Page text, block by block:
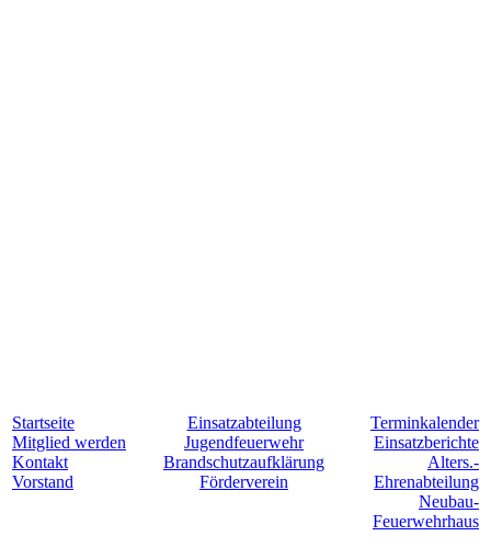
Startseite
Mitglied werden
Kontakt
Vorstand
Einsatzabteilung
Jugendfeuerwehr
Brandschutzaufklärung
Förderverein
Terminkalender
Einsatzberichte
Alters.-
Ehrenabteilung
Neubau-
Feuerwehrhaus